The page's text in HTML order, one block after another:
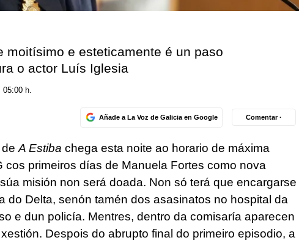
moitísimo e esteticamente é un paso
o actor Luís Iglesia
h.
Añade a La Voz de Galicia en Google Comentar ·
A Estiba chega esta noite ao horario de máxima
cos primeiros días de Manuela Fortes como nova
misión non será doada. Non só terá que encargarse
do Delta, senón tamén dos asasinatos no hospital da
e dun policía. Mentres, dentro da comisaría aparecen
Despois do abrupto final do primeiro episodio, a